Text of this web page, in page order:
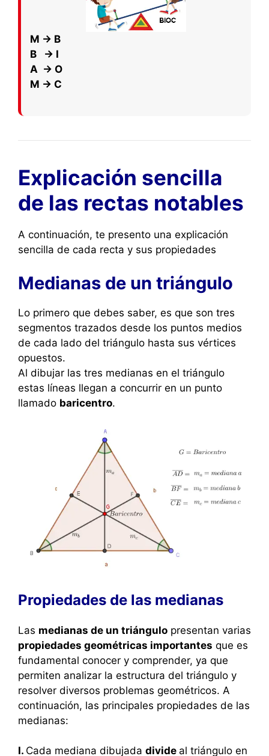
M → B
B → I
A → O
M → C
Explicación sencilla
de las rectas notables
A continuación, te presento una explicación
sencilla de cada recta y sus propiedades
Medianas de un triángulo
Lo primero que debes saber, es que son tres
segmentos trazados desde los puntos medios
de cada lado del triángulo hasta sus vértices
opuestos.
Al dibujar las tres medianas en el triángulo
estas líneas llegan a concurrir en un punto
llamado baricentro.
Propiedades de las medianas
Las medianas de un triángulo presentan varias
propiedades geométricas importantes que es
fundamental conocer y comprender, ya que
permiten analizar la estructura del triángulo y
resolver diversos problemas geométricos. A
continuación, las principales propiedades de las
medianas:
I. Cada mediana dibujada divide al triángulo en